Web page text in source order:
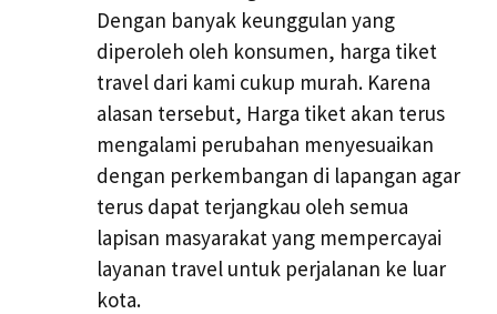
Dengan banyak keunggulan yang
diperoleh oleh konsumen, harga tiket
travel dari kami cukup murah. Karena
alasan tersebut, Harga tiket akan terus
mengalami perubahan menyesuaikan
dengan perkembangan di lapangan agar
terus dapat terjangkau oleh semua
lapisan masyarakat yang mempercayai
layanan travel untuk perjalanan ke luar
kota.